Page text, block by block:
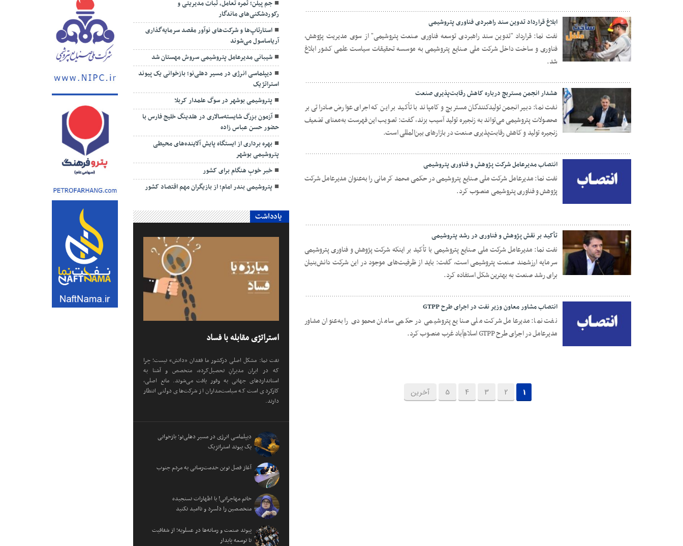
04 آبان 1404
ابلاغ قرارداد تدوین سند راهبردی فناوری پتروشیمی
نفت نما: قرارداد "تدوین سند راهبردی توسعه فناوری صنعت پتروشیمی" از سوی مدیریت پژوهش،
فناوری و ساخت داخل شرکت ملی صنایع پتروشیمی به موسسه تحقیقات سیاست علمی کشور ابلاغ
شد.
29 مهر 1404
هشدار انجمن مستربچ درباره کاهش رقابت‌پذیری صنعت
نفت نما: دبیر انجمن تولیدکنندگان مستربچ و کامپاند با تأکید بر این‌ که اجرای عوارض صادراتی بر
محصولات پتروشیمی می‌تواند به زنجیره تولید آسیب بزند، گفت: تصویب این فهرست به‌معنای تضعیف
زنجیره تولید و کاهش رقابت‌پذیری صنعت در بازارهای بین‌المللی است.
انتصاب مدیرعامل شرکت پژوهش و فناوری پتروشیمی
نفت نما: مدیرعامل شرکت ملی صنایع پتروشیمی در حکمی محمد کرمانی را به‌عنوان مدیرعامل شرکت
پژوهش و فناوری پتروشیمی منصوب کرد.
تأکید بر نقش پژوهش و فناوری در رشد پتروشیمی
نفت نما: مدیرعامل شرکت ملی صنایع پتروشیمی با تأکید بر اینکه شرکت پژوهش و فناوری پتروشیمی
سرمایه ارزشمند صنعت پتروشیمی است، گفت: باید از ظرفیت‌های موجود در این شرکت دانش‌بنیان
برای رشد صنعت به بهترین شکل استفاده کرد.
انتصاب مشاور معاون وزیر نفت در اجرای طرح GTPP
نفت نما: مدیرعامل شرکت ملی صنایع پتروشیمی در حکمی سامان محمودی را به‌عنوان مشاور
مدیرعامل در اجرای طرح GTPP اسلام‌آباد غرب منصوب کرد.
1
2
3
4
5 آخرین
جم پیلن؛ ثمره تعامل، ثبات مدیریتی و
رکوردشکنی‌های ماندگار
استارتاپ‌ها و شرکت‌های نوآور مقصد سرما‌یه‌گذاری
آریاساسول می‌شوند
شیبانی مدیرعامل پتروشیمی سروش مهستان شد
دیپلماسی انرژی در مسیر دهلی‌نو؛ بازخوانی یک پیوند
استراتژیک
پتروشیمی بوشهر در سوگ علمدار کربلا
آزمون بزرگ شایسته‌سالاری در هلدینگ خلیج فارس با
حضور حسن عباس زاده
بهره برداری از ایستگاه پایش آلاینده‌های محیطی
پتروشیمی بوشهر
خبر خوبِ هنگام برای کشور
پتروشیمی بندر امام؛ از بازیگران مهم اقتصاد کشور
یادداشت
استراتژی مقابله با فساد
نفت نما: مشکل اصلی درکشور ما فقدان «دانش» نیست؛ چرا
که در ایران مدیرانِ تحصیل‌کرده، متخصص و آشنا به
استانداردهای جهانی به وفور یافت می‌شوند. مانع اصلی،
کارکردی است که سیاست‌مداران از شرکت‌های دولتی انتظار
دارند.
دیپلماسی انرژی در مسیر دهلی‌نو؛ بازخوانی
یک پیوند استراتژیک
آغاز فصل نوین خدمت‌رسانی به مردم جنوب
خانم مهاجرانی! با اظهارات نسنجیده
متخصصین را دلسرد و ناامید نکنید
پیوند صنعت و رسانه‌ها در عسلویه؛ از شفافیت
تا توسعه پایدار